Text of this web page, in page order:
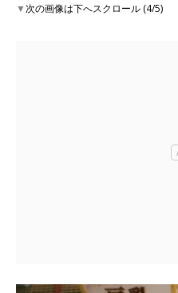
▼次の画像は下へスクロール (4/5)